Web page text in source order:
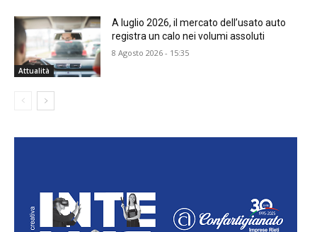
Attualità
A luglio 2026, il mercato dell’usato auto
registra un calo nei volumi assoluti
8 Agosto 2026 - 15:35